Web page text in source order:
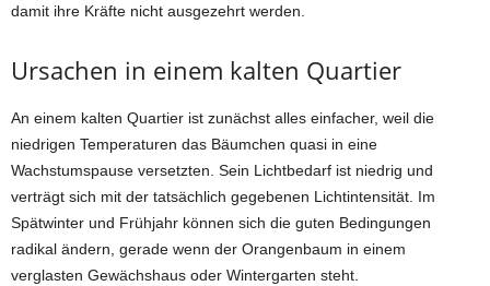
damit ihre Kräfte nicht ausgezehrt werden.
Ursachen in einem kalten Quartier
An einem kalten Quartier ist zunächst alles einfacher, weil die
niedrigen Temperaturen das Bäumchen quasi in eine
Wachstumspause versetzten. Sein Lichtbedarf ist niedrig und
verträgt sich mit der tatsächlich gegebenen Lichtintensität. Im
Spätwinter und Frühjahr können sich die guten Bedingungen
radikal ändern, gerade wenn der Orangenbaum in einem
verglasten Gewächshaus oder Wintergarten steht.